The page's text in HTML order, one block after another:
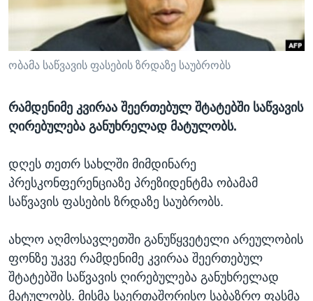
ᲡᲢᲣᲓᲘᲐ ᲕᲐᲨᲘᲜᲒᲢᲝᲜᲘ
ᲔᲙᲝᲜᲝᲛᲘᲙᲐ
ᲯᲐᲜᲛᲠᲗᲔᲚᲝᲑᲐ
ᲛᲔᲪᲜᲘᲔᲠᲔᲑᲐ
ᲙᲣᲚᲢᲣᲠᲐ
ᲓᲔᲖᲘᲜᲤᲝᲠᲛᲐᲪᲘᲐ
Learning English
ᲗᲕᲐᲚᲘ ᲒᲕᲐᲓᲔᲕᲜᲔᲗ
ენები
ობამა საწვავის ფასების ზრდაზე საუბრობს
რამდენიმე კვირაა შეერთებულ შტატებში საწვავის
ღირებულება განუხრელად მატულობს.
დღეს თეთრ სახლში მიმდინარე
პრესკონფერენციაზე პრეზიდენტმა ობამამ
საწვავის ფასების ზრდაზე საუბრობს.
ახლო აღმოსავლეთში განუწყვეტელი არეულობის
ფონზე უკვე რამდენიმე კვირაა შეერთებულ
შტატებში საწვავის ღირებულება განუხრელად
მატულობს. მისმა საერთაშორისო საბაზრო ფასმა